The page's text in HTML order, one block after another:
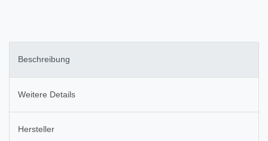
Beschreibung
Weitere Details
Hersteller